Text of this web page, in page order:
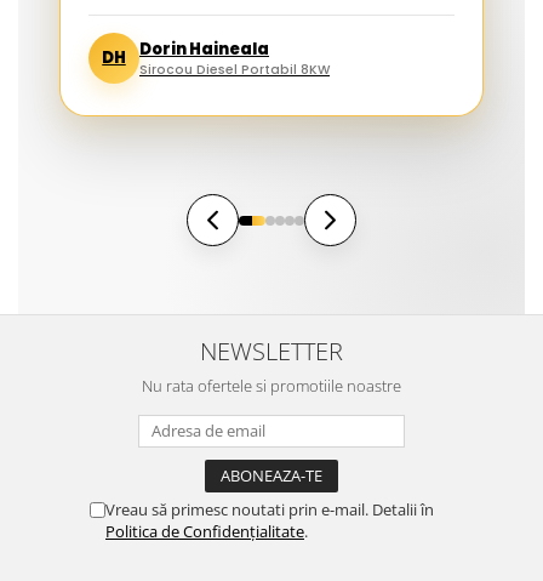
DH Dorin Haineala
Sirocou Diesel Portabil 8KW
NEWSLETTER
Nu rata ofertele si promotiile noastre
Vreau să primesc noutati prin e-mail. Detalii în
Politica de Confidențialitate.